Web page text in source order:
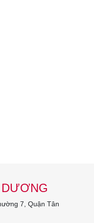
7, Quận Tân